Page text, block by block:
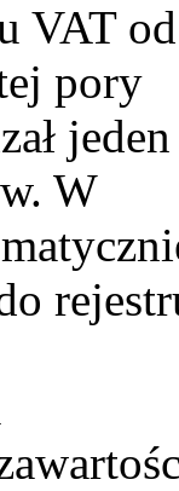
VAT od
pory
jeden
W